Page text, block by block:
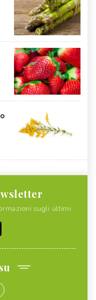
sugli ultimi